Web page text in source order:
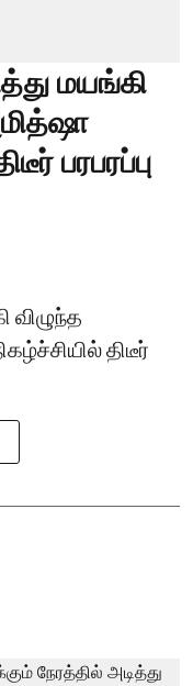
மயங்கி
பரபரப்பு
விழுந்த
திடீர்